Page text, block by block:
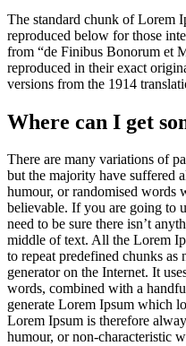
The standard chunk of Lorem
reproduced below for those
from “de Finibus Bonorum et
reproduced in their exact
versions from the 1914
Where can I get
There are many variations of
but the majority have suffered
humour, or randomised words
believable. If you are going to
need to be sure there isn’t
middle of text. All the Lorem
to repeat predefined chunks as
generator on the Internet. It
words, combined with a
generate Lorem Ipsum which
Lorem Ipsum is therefore
humour, or non-characteristic